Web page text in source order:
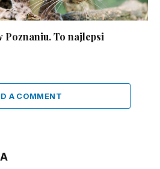
Poznaniu. To najlepsi
A COMMENT